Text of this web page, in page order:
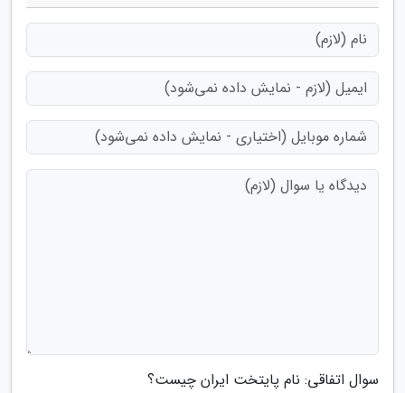
سوال اتفاقی: نام پایتخت ایران چیست؟